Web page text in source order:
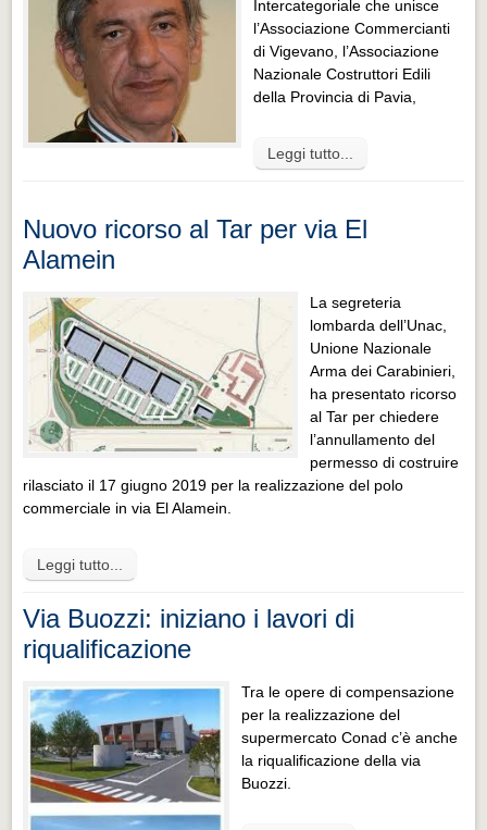
Intercategoriale che unisce
l’Associazione Commercianti
di Vigevano, l’Associazione
Nazionale Costruttori Edili
della Provincia di Pavia,
Leggi tutto...
Nuovo ricorso al Tar per via El
Alamein
La segreteria
lombarda dell’Unac,
Unione Nazionale
Arma dei Carabinieri,
ha presentato ricorso
al Tar per chiedere
l’annullamento del
permesso di costruire
rilasciato il 17 giugno 2019 per la realizzazione del polo
commerciale in via El Alamein.
Leggi tutto...
Via Buozzi: iniziano i lavori di
riqualificazione
Tra le opere di compensazione
per la realizzazione del
supermercato Conad c’è anche
la riqualificazione della via
Buozzi.